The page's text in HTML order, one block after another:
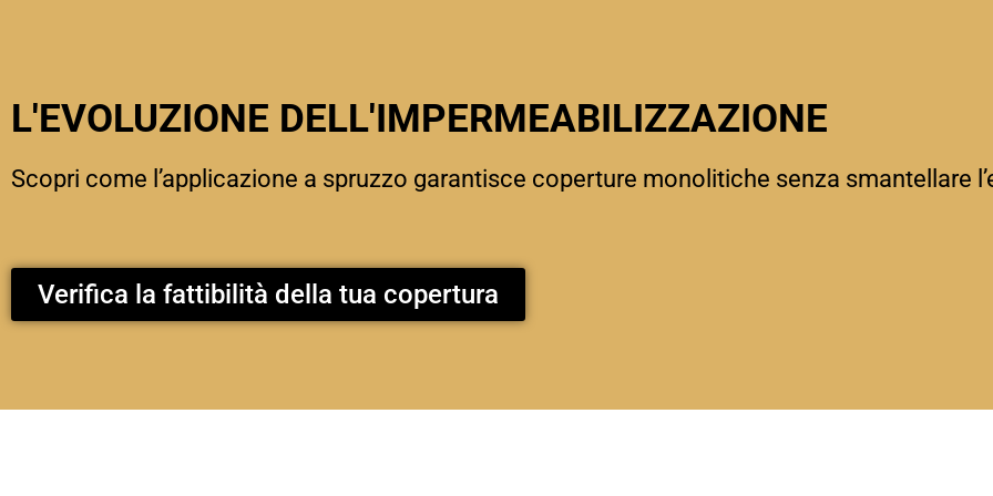
L'EVOLUZIONE DELL'IMPERMEABILIZZAZIONE
Scopri come l’applicazione a spruzzo garantisce coperture monolitiche senza smantellare
Verifica la fattibilità della tua copertura